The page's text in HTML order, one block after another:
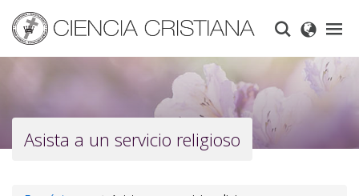
main
content
Asista a un servicio religioso